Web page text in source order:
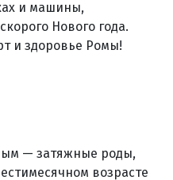
и машины,
Нового года.
и здоровье Ромы!
— затяжные роды,
возрасте